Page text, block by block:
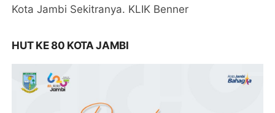
Kota Jambi Sekitranya. KLIK Benner
HUT KE 80 KOTA JAMBI